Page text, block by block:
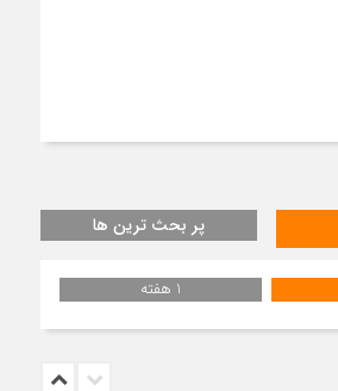
پر بحث ترین ها
1 هفته